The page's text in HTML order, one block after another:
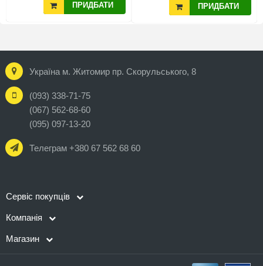
ПРИДБАТИ ПРИДБАТИ
Україна м. Житомир пр. Скорульського, 8
(093) 338-71-75
(067) 562-68-60
(095) 097-13-20
Телеграм +380 67 562 68 60
Сервіс покупців
Компанія
Магазин